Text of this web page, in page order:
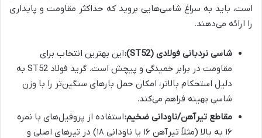
است، باید به سراغ شاسی‌هایی بروید که حداکثر مقاومت و پایداری
را ارائه می‌دهند.
شاسی نردبانی فولادی (ST52):
این بهترین انتخاب برای
مقاومت در برابر خمیدگی و پیچش است. گرید فولاد ST52 به
دلیل استحکام بالاتر، امکان حمل بارهای سنگین‌تر را با وزن
شاسی بهینه فراهم می‌کند.
مقاطع تیرآهن/ناودانی ضخیم:استفاده از پروفیل‌های با نمره
۱۶ به بالا (مثلاً تیرآهن ۱۶ یا ناودانی ۱۸) در تیرهای اصلی و